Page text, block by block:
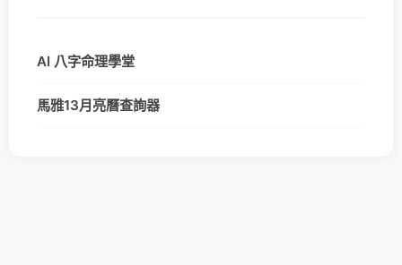
AI 八字命理學堂
馬雅13月亮曆查詢器